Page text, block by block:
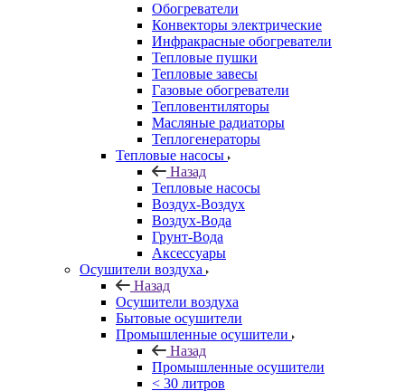
Обогреватели
Конвекторы электрические
Инфракрасные обогреватели
Тепловые пушки
Тепловые завесы
Газовые обогреватели
Тепловентиляторы
Масляные радиаторы
Теплогенераторы
Тепловые насосы
Назад
Тепловые насосы
Воздух-Воздух
Воздух-Вода
Грунт-Вода
Аксессуары
Осушители воздуха
Назад
Осушители воздуха
Бытовые осушители
Промышленные осушители
Назад
Промышленные осушители
< 30 литров